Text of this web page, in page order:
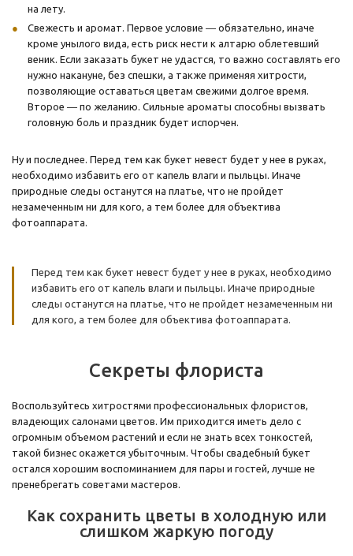
на лету.
Свежесть и аромат. Первое условие ― обязательно, иначе
кроме унылого вида, есть риск нести к алтарю облетевший
веник. Если заказать букет не удастся, то важно составлять его
нужно накануне, без спешки, а также применяя хитрости,
позволяющие оставаться цветам свежими долгое время.
Второе ― по желанию. Сильные ароматы способны вызвать
головную боль и праздник будет испорчен.
Ну и последнее. Перед тем как букет невест будет у нее в руках,
необходимо избавить его от капель влаги и пыльцы. Иначе
природные следы останутся на платье, что не пройдет
незамеченным ни для кого, а тем более для объектива
фотоаппарата.
Перед тем как букет невест будет у нее в руках, необходимо
избавить его от капель влаги и пыльцы. Иначе природные
следы останутся на платье, что не пройдет незамеченным ни
для кого, а тем более для объектива фотоаппарата.
Секреты флориста
Воспользуйтесь хитростями профессиональных флористов,
владеющих салонами цветов. Им приходится иметь дело с
огромным объемом растений и если не знать всех тонкостей,
такой бизнес окажется убыточным. Чтобы свадебный букет
остался хорошим воспоминанием для пары и гостей, лучше не
пренебрегать советами мастеров.
Как сохранить цветы в холодную или
слишком жаркую погоду